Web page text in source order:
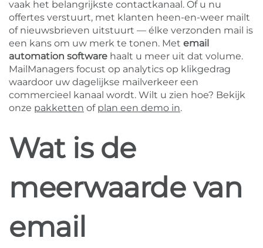
vaak het belangrijkste contactkanaal. Of u nu
offertes verstuurt, met klanten heen-en-weer mailt
of nieuwsbrieven uitstuurt — élke verzonden mail is
een kans om uw merk te tonen. Met email
automation software haalt u meer uit dat volume.
MailManagers focust op analytics op klikgedrag
waardoor uw dagelijkse mailverkeer een
commercieel kanaal wordt. Wilt u zien hoe? Bekijk
onze pakketten of plan een demo in.
Wat is de
meerwaarde van
email